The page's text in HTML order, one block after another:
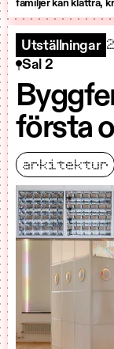
familjer kan klättra,
Utställningar
Sal 2
första
arkitektur